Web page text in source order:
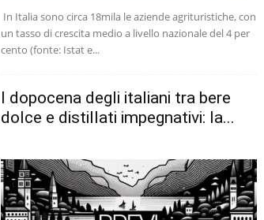
In Italia sono circa 18mila le aziende agrituristiche, con
un tasso di crescita medio a livello nazionale del 4 per
cento (fonte: Istat e...
l dopocena degli italiani tra bere
dolce e distillati impegnativi: la...